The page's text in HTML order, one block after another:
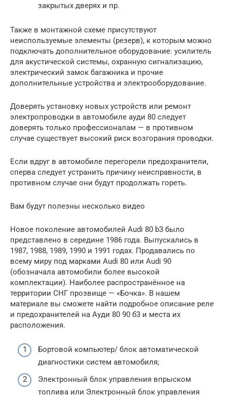
закрытых дверях и пр.
Также в монтажной схеме присутствуют
неиспользуемые элементы (резерв), к которым можно
подключать дополнительное оборудование: усилитель
для акустической системы, охранную сигнализацию,
электрический замок багажника и прочие
дополнительные устройства и электрооборудование.
Доверять установку новых устройств или ремонт
электропроводки в автомобиле ауди 80 следует
доверять только профессионалам — в противном
случае существует высокий риск возгорания проводки.
Если вдруг в автомобиле перегорели предохранители,
сперва следует устранить причину неисправности, в
противном случае они будут продолжать гореть.
Вам будут полезны несколько видео
Новое поколение автомобилей Audi 80 b3 было
представлено в середине 1986 года. Выпускались в
1987, 1988, 1989, 1990 и 1991 годах. Продавались по
всему миру под марками Audi 80 или Audi 90
(обозначала автомобили более высокой
комплектации). Наиболее распространённое на
территории СНГ прозвище — «Бочка». В нашем
материале вы сможете найти подробное описание реле
и предохранителей на Ауди 80 90 б3 и места их
расположения.
Бортовой компьютер/ блок автоматической
диагностики систем автомобиля;
Электронный блок управления впрыском
топлива или Электронный блок управления